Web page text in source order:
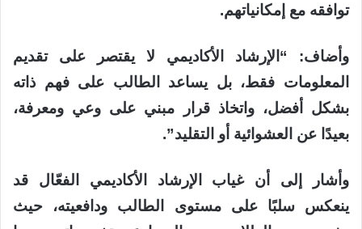
توافقه مع إمكانياتهم.
وأضاف: “الإرشاد الأكاديمي لا يقتصر على تقديم
المعلومات فقط، بل يساعد الطالب على فهم ذاته
بشكل أفضل، واتخاذ قرار مبني على وعي ومعرفة،
بعيدًا عن العشوائية أو التقليد”.
وأشار إلى أن غياب الإرشاد الأكاديمي الفعّال قد
ينعكس سلبًا على مستوى الطالب ودافعيته، حيث